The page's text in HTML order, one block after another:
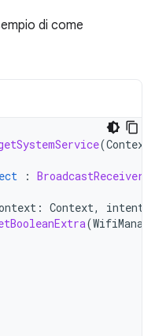
di come
(Context
: BroadcastReceiver
: Context, intent
(